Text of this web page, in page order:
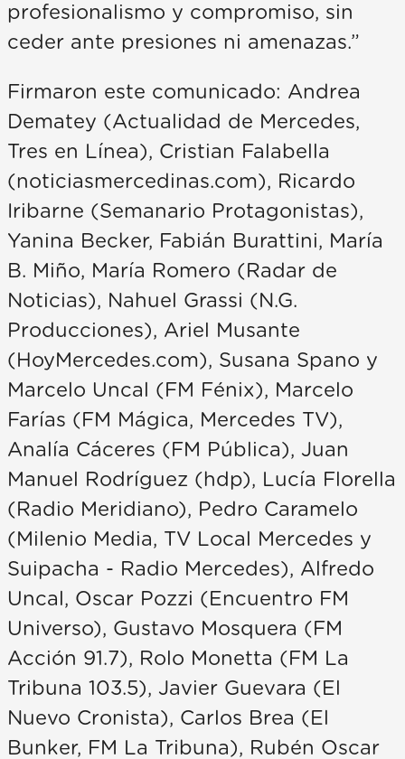
profesionalismo y compromiso, sin
ceder ante presiones ni amenazas.”
Firmaron este comunicado: Andrea
Dematey (Actualidad de Mercedes,
Tres en Línea), Cristian Falabella
(noticiasmercedinas.com), Ricardo
Iribarne (Semanario Protagonistas),
Yanina Becker, Fabián Burattini, María
B. Miño, María Romero (Radar de
Noticias), Nahuel Grassi (N.G.
Producciones), Ariel Musante
(HoyMercedes.com), Susana Spano y
Marcelo Uncal (FM Fénix), Marcelo
Farías (FM Mágica, Mercedes TV),
Analía Cáceres (FM Pública), Juan
Manuel Rodríguez (hdp), Lucía Florella
(Radio Meridiano), Pedro Caramelo
(Milenio Media, TV Local Mercedes y
Suipacha - Radio Mercedes), Alfredo
Uncal, Oscar Pozzi (Encuentro FM
Universo), Gustavo Mosquera (FM
Acción 91.7), Rolo Monetta (FM La
Tribuna 103.5), Javier Guevara (El
Nuevo Cronista), Carlos Brea (El
Bunker, FM La Tribuna), Rubén Oscar